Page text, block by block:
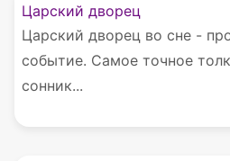
Царский дворец
Царский дворец во сне -
событие. Самое точное
сонник...